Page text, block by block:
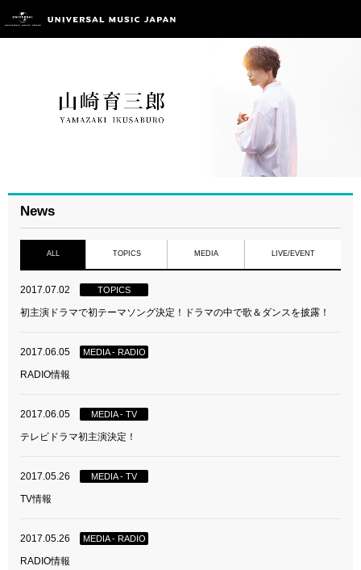
News
ALL TOPICS MEDIA LIVE/EVENT
2017.07.02 TOPICS
初主演ドラマで初テーマソング決定！ドラマの中で歌＆ダンスを披露！
2017.06.05 MEDIA - RADIO
RADIO情報
2017.06.05 MEDIA - TV
テレビドラマ初主演決定！
2017.05.26 MEDIA - TV
TV情報
2017.05.26 MEDIA - RADIO
RADIO情報